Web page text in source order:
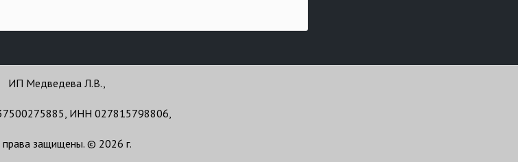
ИП Медведева Л.В.,
ИНН 027815798806,
права защищены. © 2026 г.